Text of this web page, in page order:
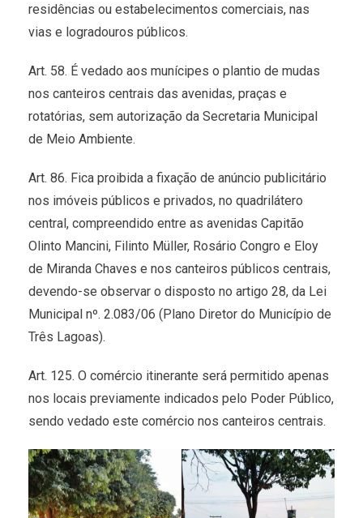
residências ou estabelecimentos comerciais, nas
vias e logradouros públicos.
Art. 58. É vedado aos munícipes o plantio de mudas
nos canteiros centrais das avenidas, praças e
rotatórias, sem autorização da Secretaria Municipal
de Meio Ambiente.
Art. 86. Fica proibida a fixação de anúncio publicitário
nos imóveis públicos e privados, no quadrilátero
central, compreendido entre as avenidas Capitão
Olinto Mancini, Filinto Müller, Rosário Congro e Eloy
de Miranda Chaves e nos canteiros públicos centrais,
devendo-se observar o disposto no artigo 28, da Lei
Municipal nº. 2.083/06 (Plano Diretor do Município de
Três Lagoas).
Art. 125. O comércio itinerante será permitido apenas
nos locais previamente indicados pelo Poder Público,
sendo vedado este comércio nos canteiros centrais.